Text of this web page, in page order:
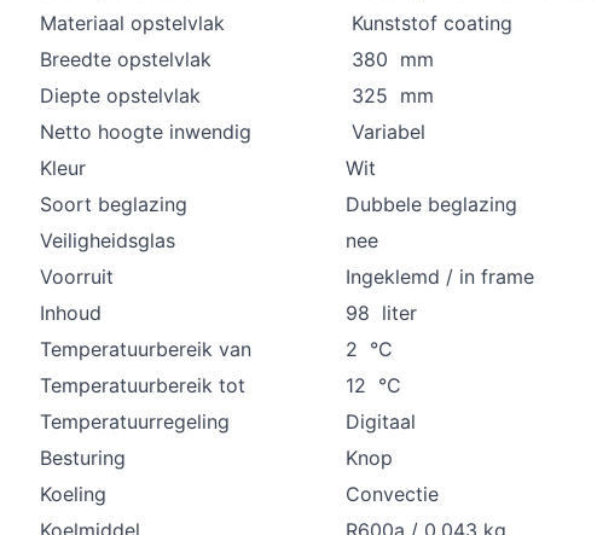
Materiaal opstelvlak
Kunststof coating
Breedte opstelvlak
380 mm
Diepte opstelvlak
325 mm
Netto hoogte inwendig
Variabel
Kleur
Wit
Soort beglazing
Dubbele beglazing
Veiligheidsglas
nee
Voorruit
Ingeklemd / in frame
Inhoud
98 liter
Temperatuurbereik van
2 °C
Temperatuurbereik tot
12 °C
Temperatuurregeling
Digitaal
Besturing
Knop
Koeling
Convectie
Koelmiddel
R600a / 0,043 kg